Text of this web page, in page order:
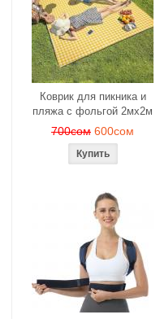
Коврик для пикника и
пляжа с фольгой 2мх2м
700сом 600сом